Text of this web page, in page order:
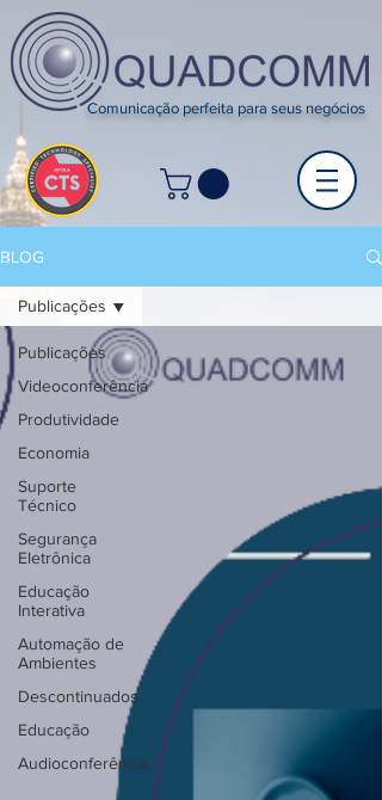
Comunicação perfeita para seus negócios
BLOG
Publicações
Videoconferência
Produtividade
Economia
Suporte
Técnico
Segurança
Eletrônica
Educação
Interativa
Automação de
Ambientes
Descontinuados
Educação
Audioconferência
Publicações